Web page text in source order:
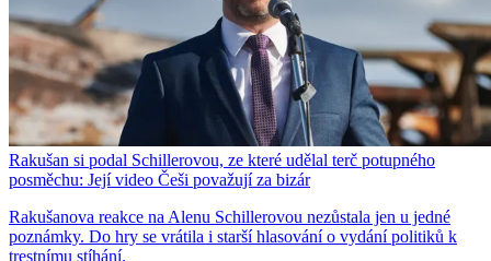
Rakušan si podal Schillerovou, ze které udělal terč potupného
posměchu: Její video Češi považují za bizár
Rakušanova reakce na Alenu Schillerovou nezůstala jen u jedné
poznámky. Do hry se vrátila i starší hlasování o vydání politiků k
trestnímu stíhání.